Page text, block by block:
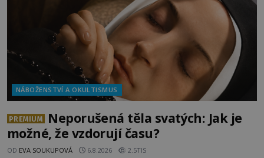
NÁBOŽENSTVÍ A OKULTISMUS
PREMIUM
Neporušená těla svatých: Jak je
možné, že vzdorují času?
OD EVA SOUKUPOVÁ 6.8.2026 2.5TIS